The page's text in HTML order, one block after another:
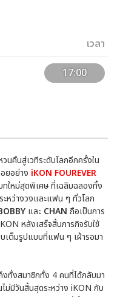
เวลา
17:00
วนคืนสู่เวทีระดับโลกอีกครั้งใน
ยอย่าง iKON FOUREVER
ใหม่สุดพิเศษ ที่เฉลิมฉลองทั้ง
หว่างวงและแฟน ๆ ทั่วโลก
และ CHAN ถือเป็นการ
หลังเสร็จสิ้นภารกิจรับใช้
เต็มรูปแบบที่แฟน ๆ เฝ้ารอมา
งทั้งสมาชิกทั้ง 4 คนที่ได้กลับมา
ม่มีวันสิ้นสุดระหว่าง iKON กับ